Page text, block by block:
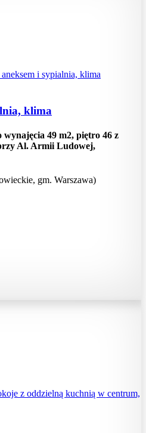
klima
49 m2, piętro 46 z
Al. Armii Ludowej,
gm. Warszawa)